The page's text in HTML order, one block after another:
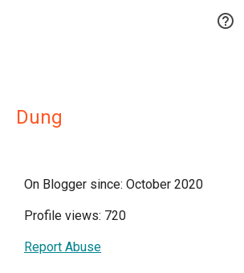

Dung
On Blogger since: October 2020
Profile views: 720
Report Abuse